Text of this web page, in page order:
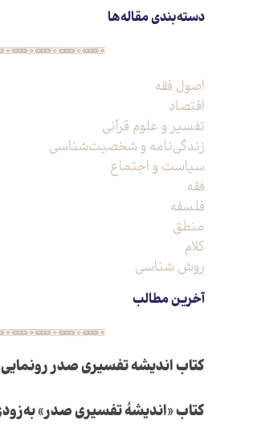
دسته‌بندی مقاله‌ها
اصول فقه
اقتصاد
تفسیر و علوم قرآنی
زندگی‌نامه و شخصیت‌شناسی
سیاست و اجتماع
فقه
فلسفه
منطق
کلام
روش شناسی
آخرین مطالب
کتاب اندیشه تفسیری صدر
کتاب «اندیشۀ تفسیری صدر»